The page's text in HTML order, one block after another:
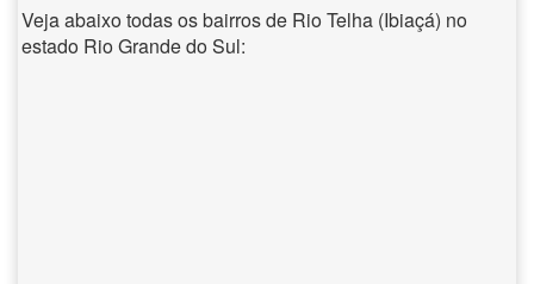
Veja abaixo todas os bairros de Rio Telha (Ibiaçá) no
estado Rio Grande do Sul: